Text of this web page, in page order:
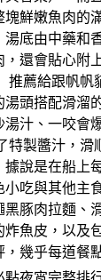
塊鮮嫩魚肉的
底由中藥和
，還會貼心附
推薦給跟帆帆
湯頭搭配滑溜
湯汁、一咬會
特製醬汁，滑
據說是在船上
吃與其他主
黑豚肉拉麵、
魚皮，以及
幾乎每道餐